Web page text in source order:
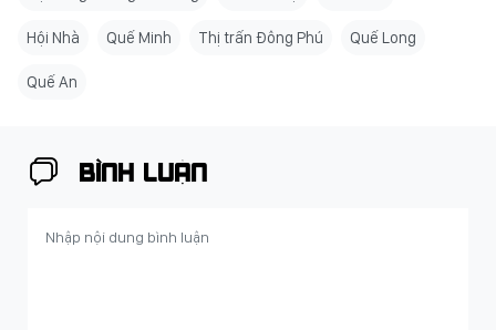
Hội Nhà Quế Minh Thị trấn Đông Phú Quế Long
Quế An
BÌNH LUẬN